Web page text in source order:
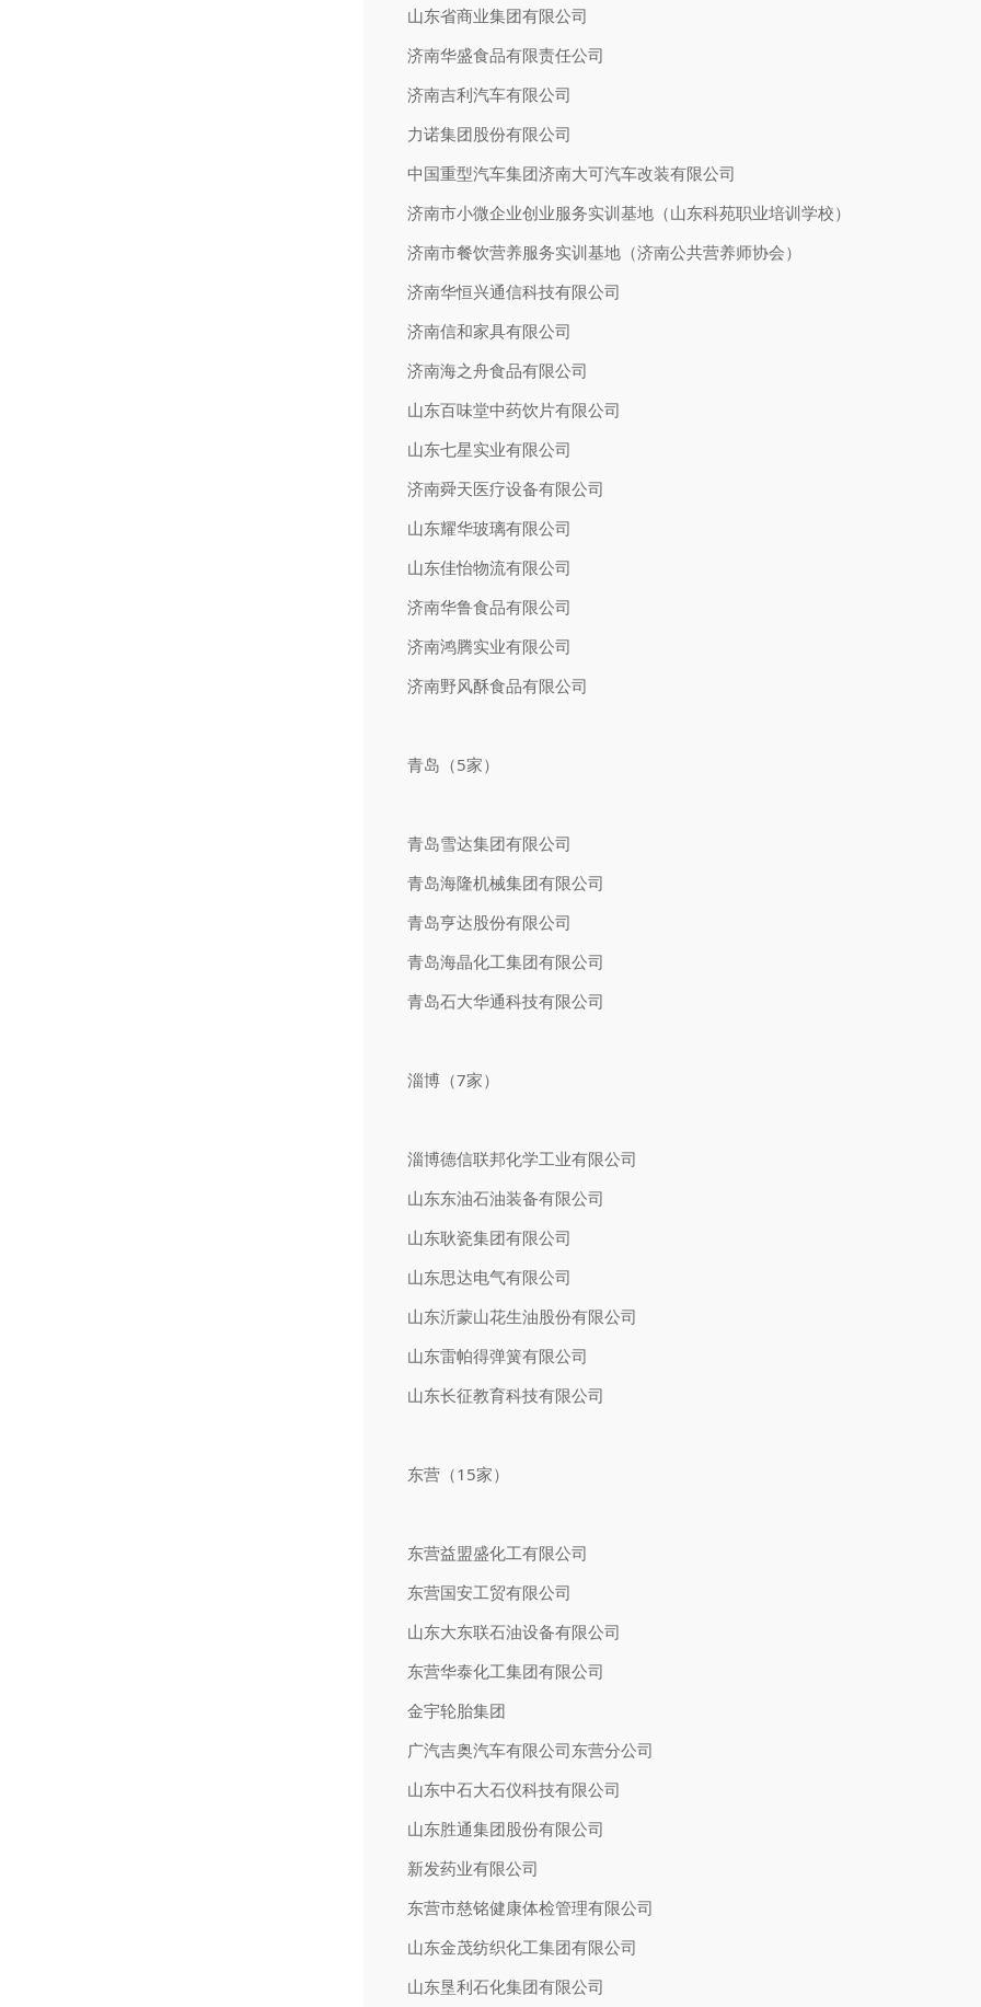
山东省商业集团有限公司
济南华盛食品有限责任公司
济南吉利汽车有限公司
力诺集团股份有限公司
中国重型汽车集团济南大可汽车改装有限公司
济南市小微企业创业服务实训基地（山东科苑职业培训学校）
济南市餐饮营养服务实训基地（济南公共营养师协会）
济南华恒兴通信科技有限公司
济南信和家具有限公司
济南海之舟食品有限公司
山东百味堂中药饮片有限公司
山东七星实业有限公司
济南舜天医疗设备有限公司
山东耀华玻璃有限公司
山东佳怡物流有限公司
济南华鲁食品有限公司
济南鸿腾实业有限公司
济南野风酥食品有限公司
青岛（5家）
青岛雪达集团有限公司
青岛海隆机械集团有限公司
青岛亨达股份有限公司
青岛海晶化工集团有限公司
青岛石大华通科技有限公司
淄博（7家）
淄博德信联邦化学工业有限公司
山东东油石油装备有限公司
山东耿瓷集团有限公司
山东思达电气有限公司
山东沂蒙山花生油股份有限公司
山东雷帕得弹簧有限公司
山东长征教育科技有限公司
东营（15家）
东营益盟盛化工有限公司
东营国安工贸有限公司
山东大东联石油设备有限公司
东营华泰化工集团有限公司
金宇轮胎集团
广汽吉奥汽车有限公司东营分公司
山东中石大石仪科技有限公司
山东胜通集团股份有限公司
新发药业有限公司
东营市慈铭健康体检管理有限公司
山东金茂纺织化工集团有限公司
山东垦利石化集团有限公司